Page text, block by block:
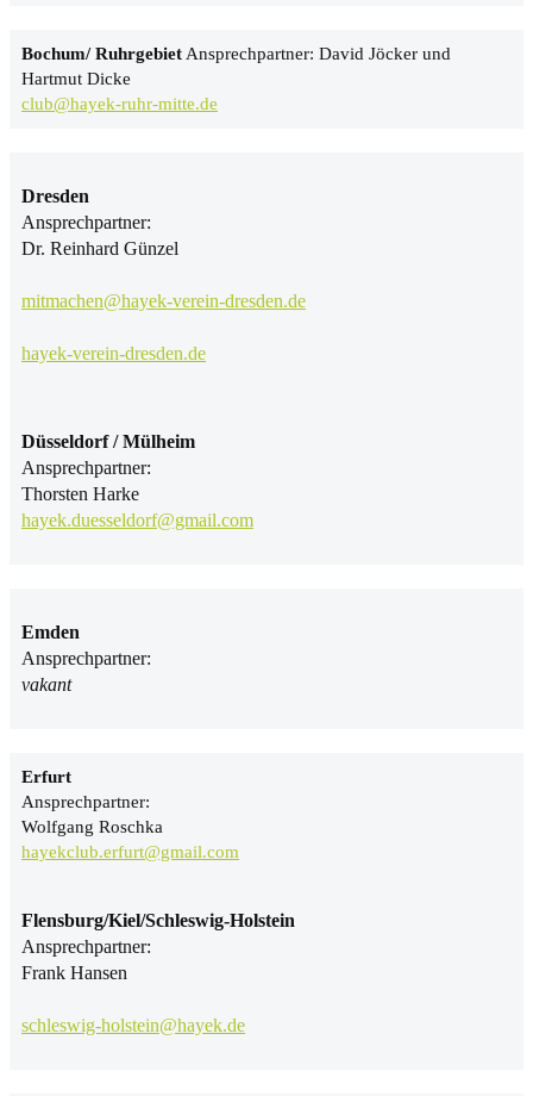
Bochum/ Ruhrgebiet Ansprechpartner: David Jöcker und
Hartmut Dicke
club@hayek-ruhr-mitte.de
Dresden
Ansprechpartner:
Dr. Reinhard Günzel
mitmachen@hayek-verein-dresden.de
hayek-verein-dresden.de
Düsseldorf / Mülheim
Ansprechpartner:
Thorsten Harke
hayek.duesseldorf@gmail.com
Emden
Ansprechpartner:
vakant
Erfurt
Ansprechpartner:
Wolfgang Roschka
hayekclub.erfurt@gmail.com
Flensburg/Kiel/Schleswig-Holstein
Ansprechpartner:
Frank Hansen
schleswig-holstein@hayek.de